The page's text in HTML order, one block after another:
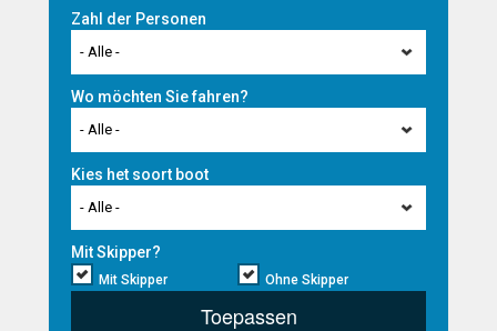
Zahl der Personen
- Alle -
Wo möchten Sie fahren?
- Alle -
Kies het soort boot
- Alle -
Mit Skipper?
Mit Skipper Ohne Skipper
Toepassen